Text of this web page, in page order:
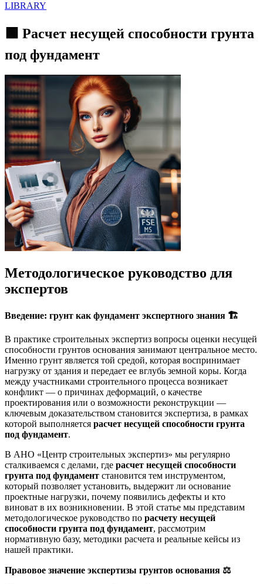
LIBRARY
🟩 Расчет несущей способности грунта
под фундамент
Методологическое руководство для
экспертов
Введение: грунт как фундамент экспертного знания 🏗️
В практике строительных экспертиз вопросы оценки несущей
способности грунтов основания занимают центральное место.
Именно грунт является той средой, которая воспринимает
нагрузку от здания и передает ее вглубь земной коры. Когда
между участниками строительного процесса возникает
конфликт — о причинах деформаций, о качестве
проектирования или о возможности реконструкции —
ключевым доказательством становится экспертиза, в рамках
которой выполняется расчет несущей способности грунта
под фундамент.
В АНО «Центр строительных экспертиз» мы регулярно
сталкиваемся с делами, где расчет несущей способности
грунта под фундамент становится тем инструментом,
который позволяет установить, выдержит ли основание
проектные нагрузки, почему появились дефекты и кто
виноват в их возникновении. В этой статье мы представим
методологическое руководство по расчету несущей
способности грунта под фундамент, рассмотрим
нормативную базу, методики расчета и реальные кейсы из
нашей практики.
Правовое значение экспертизы грунтов основания ⚖️